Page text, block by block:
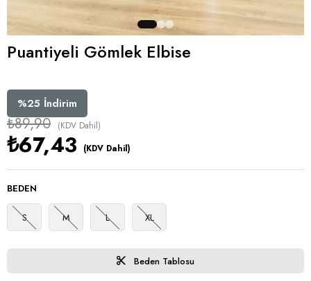
Puantiyeli Gömlek Elbise
%25 İndirim
₺89,90 (KDV Dahil)
₺67,43 (KDV Dahil)
BEDEN
S M L XL
Beden Tablosu